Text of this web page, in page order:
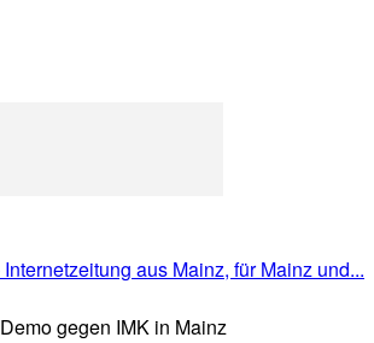
Demo gegen IMK in Mainz